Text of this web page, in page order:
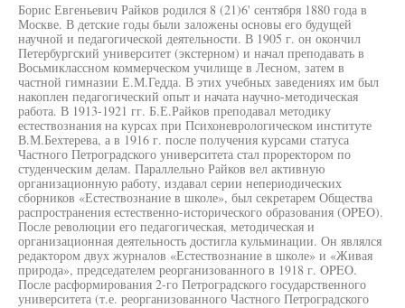
Борис Евгеньевич Райков родился 8 (21)6' сентября 1880 года в
Москве. В детские годы были заложены основы его будущей
научной и педагогической деятельности. В 1905 г. он окончил
Петербургский университет (экстерном) и начал преподавать в
Восьмиклассном коммерческом училище в Лесном, затем в
частной гимназии Е.М.Гедда. В этих учебных заведениях им был
накоплен педагогический опыт и начата научно-методическая
работа. В 1913-1921 гг. Б.Е.Райков преподавал методику
естествознания на курсах при Психоневрологическом институте
В.М.Бехтерева, а в 1916 г. после получения курсами статуса
Частного Петроградского университета стал проректором по
студенческим делам. Параллельно Райков вел активную
организационную работу, издавал серии непериодических
сборников «Естествознание в школе», был секретарем Общества
распространения естественно-исторического образования (OPEO).
После революции его педагогическая, методическая и
организационная деятельность достигла кульминации. Он являлся
редактором двух журналов «Естествознание в школе» и «Живая
природа», председателем реорганизованного в 1918 г. OPEO.
После расформирования 2-го Петроградского государственного
университета (т.е. реорганизованного Частного Петроградского